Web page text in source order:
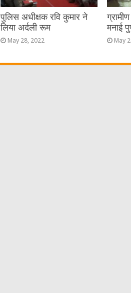
पुलिस अधीक्षक रवि कुमार ने
लिया अर्दली रूम
May 28, 2022
मनाई
May